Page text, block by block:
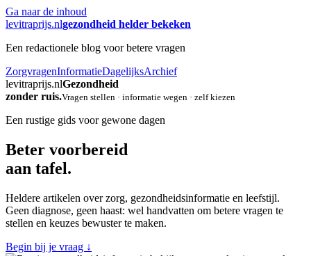
Ga naar de inhoud
levitraprijs.nlgezondheid helder bekeken
Een redactionele blog voor betere vragen
ZorgvragenInformatieDagelijksArchief
levitraprijs.nlGezondheid
zonder ruis.Vragen stellen · informatie wegen · zelf kiezen
Een rustige gids voor gewone dagen
Beter voorbereid
aan tafel.
Heldere artikelen over zorg, gezondheidsinformatie en leefstijl.
Geen diagnose, geen haast: wel handvatten om betere vragen te
stellen en keuzes bewuster te maken.
Begin bij je vraag ↓